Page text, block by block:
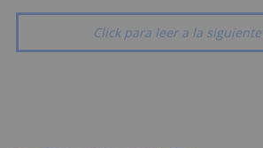
Click para leer a la